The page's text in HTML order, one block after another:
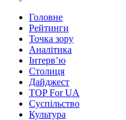
Головне
Рейтинги
Точка зору
Аналітика
Інтерв’ю
Столиця
Дайджест
TOP For UA
Суспiльство
Культура